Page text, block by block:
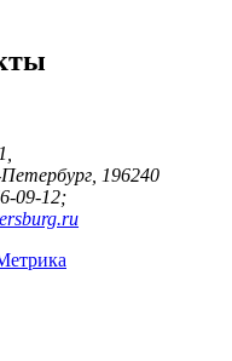
196240
09-12;